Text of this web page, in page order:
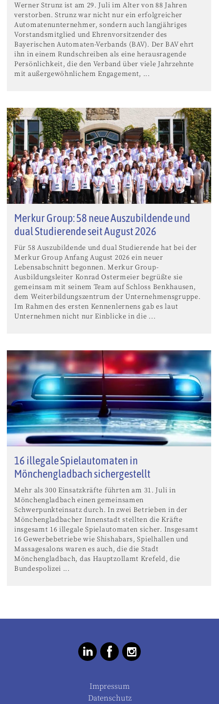
Werner Strunz ist am 29. Juli im Alter von 88 Jahren
verstorben. Strunz war nicht nur ein erfolgreicher
Automatenunternehmer, sondern auch langjähriges
Vorstandsmitglied und Ehrenvorsitzender des
Bayerischen Automaten-Verbands (BAV). Der BAV ehrt
ihn in einem Rundschreiben als eine herausragende
Persönlichkeit, die den Verband über viele Jahrzehnte
mit außergewöhnlichem Engagement, ...
Merkur Group: 58 neue Auszubildende und
dual Studierende seit August 2026
Für 58 Auszubildende und dual Studierende hat bei der
Merkur Group Anfang August 2026 ein neuer
Lebensabschnitt begonnen. Merkur Group-
Ausbildungsleiter Konrad Ostermeier begrüßte sie
gemeinsam mit seinem Team auf Schloss Benkhausen,
dem Weiterbildungszentrum der Unternehmensgruppe.
Im Rahmen des ersten Kennenlernens gab es laut
Unternehmen nicht nur Einblicke in die ...
16 illegale Spielautomaten in
Mönchengladbach sichergestellt
Mehr als 300 Einsatzkräfte führten am 31. Juli in
Mönchengladbach einen gemeinsamen
Schwerpunkteinsatz durch. In zwei Betrieben in der
Mönchengladbacher Innenstadt stellten die Kräfte
insgesamt 16 illegale Spielautomaten sicher. Insgesamt
16 Gewerbebetriebe wie Shishabars, Spielhallen und
Massagesalons waren es auch, die die Stadt
Mönchengladbach, das Hauptzollamt Krefeld, die
Bundespolizei ...
Impressum
Datenschutz